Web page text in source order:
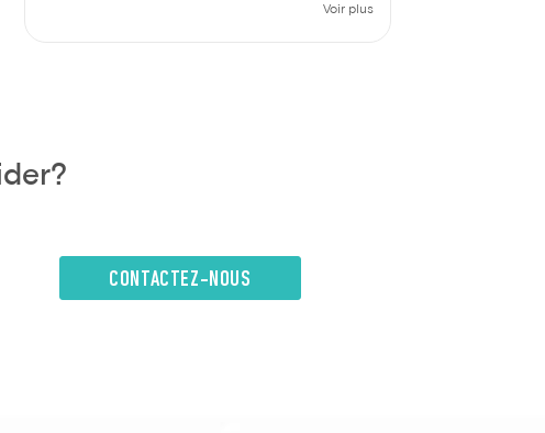
véhicules ou les personnes. Sinon, trèsVoir plus
CONTACTEZ-NOUS